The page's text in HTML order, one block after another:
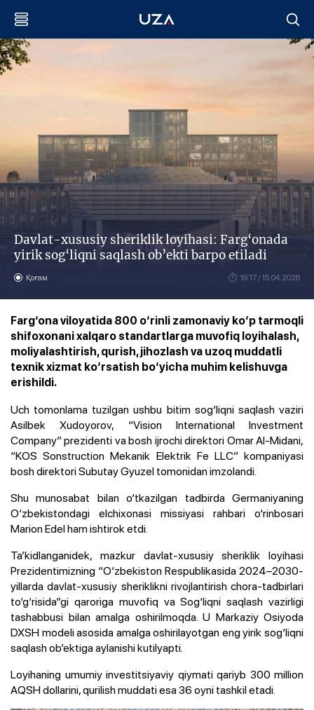
Davlat-xususiy sheriklik loyihasi: Farg‘onada
yirik sog‘liqni saqlash ob’ekti barpo etiladi
Қоғам 19:17 / 15.04.2026
Farg‘ona viloyatida 800 o‘rinli zamonaviy ko‘p tarmoqli
shifoxonani xalqaro standartlarga muvofiq loyihalash,
moliyalashtirish, qurish, jihozlash va uzoq muddatli
texnik xizmat ko‘rsatish bo‘yicha muhim kelishuvga
erishildi.
Uch tomonlama tuzilgan ushbu bitim sog‘liqni saqlash vaziri
Asilbek Xudoyorov, “Vision International Investment
Company” prezidenti va bosh ijrochi direktori Omar Al-Midani,
“KOS Sonstruction Mekanik Elektrik Fe LLC” kompaniyasi
bosh direktori Subutay Gyuzel tomonidan imzolandi.
Shu munosabat bilan o‘tkazilgan tadbirda Germaniyaning
O‘zbekistondagi elchixonasi missiyasi rahbari o‘rinbosari
Marion Edel ham ishtirok etdi.
Ta’kidlanganidek, mazkur davlat-xususiy sheriklik loyihasi
Prezidentimizning “O‘zbekiston Respublikasida 2024–2030-
yillarda davlat-xususiy sheriklikni rivojlantirish chora-tadbirlari
to‘g‘risida”gi qaroriga muvofiq va Sog‘liqni saqlash vazirligi
tashabbusi bilan amalga oshirilmoqda. U Markaziy Osiyoda
DXSH modeli asosida amalga oshirilayotgan eng yirik sog‘liqni
saqlash ob’ektiga aylanishi kutilyapti.
Loyihaning umumiy investitsiyaviy qiymati qariyb 300 million
AQSH dollarini, qurilish muddati esa 36 oyni tashkil etadi.